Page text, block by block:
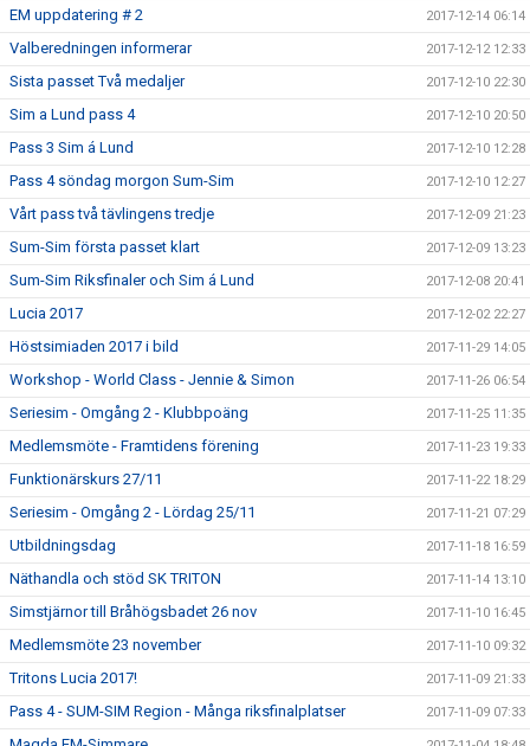
EM uppdatering # 2 2017-12-14 06:14
Valberedningen informerar 2017-12-12 12:33
Sista passet Två medaljer 2017-12-10 22:30
Sim a Lund pass 4 2017-12-10 20:50
Pass 3 Sim á Lund 2017-12-10 12:28
Pass 4 söndag morgon Sum-Sim 2017-12-10 12:27
Vårt pass två tävlingens tredje 2017-12-09 21:23
Sum-Sim första passet klart 2017-12-09 13:23
Sum-Sim Riksfinaler och Sim á Lund 2017-12-08 20:41
Lucia 2017 2017-12-02 22:27
Höstsimiaden 2017 i bild 2017-11-29 14:05
Workshop - World Class - Jennie & Simon 2017-11-26 06:54
Seriesim - Omgång 2 - Klubbpoäng 2017-11-25 11:35
Medlemsmöte - Framtidens förening 2017-11-23 19:33
Funktionärskurs 27/11 2017-11-22 18:29
Seriesim - Omgång 2 - Lördag 25/11 2017-11-21 07:29
Utbildningsdag 2017-11-18 16:59
Näthandla och stöd SK TRITON 2017-11-14 13:10
Simstjärnor till Bråhögsbadet 26 nov 2017-11-10 16:45
Medlemsmöte 23 november 2017-11-10 09:32
Tritons Lucia 2017! 2017-11-09 21:33
Pass 4 - SUM-SIM Region - Många riksfinalplatser 2017-11-09 07:33